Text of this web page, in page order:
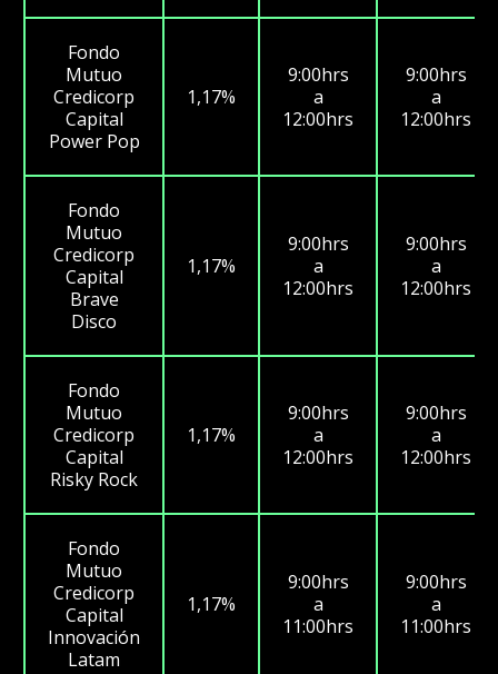
Fondo
Mutuo
Credicorp
Capital
Power Pop
1,17%
9:00hrs
a
12:00hrs
9:00hrs
a
12:00hrs
Fondo
Mutuo
Credicorp
Capital
Brave
Disco
1,17%
9:00hrs
a
12:00hrs
9:00hrs
a
12:00hrs
Fondo
Mutuo
Credicorp
Capital
Risky Rock
1,17%
9:00hrs
a
12:00hrs
9:00hrs
a
12:00hrs
Fondo
Mutuo
Credicorp
Capital
Innovación
Latam
1,17%
9:00hrs
a
11:00hrs
9:00hrs
a
11:00hrs